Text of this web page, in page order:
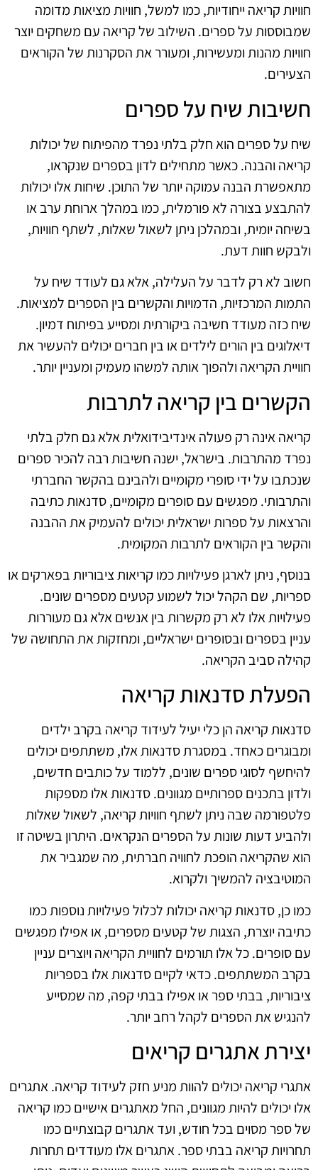
חוויות קריאה ייחודיות, כמו למשל, חוויות מציאות מדומה
שמבוססות על ספרים. השילוב של קריאה עם משחקים יוצר
חוויות מהנות ומעשירות, ומעורר את הסקרנות של הקוראים
הצעירים.
חשיבות שיח על ספרים
שיח על ספרים הוא חלק בלתי נפרד מהפיתוח של יכולות
קריאה והבנה. כאשר מתחילים לדון בספרים שנקראו,
מתאפשרת הבנה עמוקה יותר של התוכן. שיחות אלו יכולות
להתבצע בצורה לא פורמלית, כמו במהלך ארוחת ערב או
בשיחה יומית, ובמהלכן ניתן לשאול שאלות, לשתף חוויות,
ולבקש חוות דעת.
חשוב לא רק לדבר על העלילה, אלא גם לעודד שיח על
התמות המרכזיות, הדמויות והקשרים בין הספרים למציאות.
שיח כזה מעודד חשיבה ביקורתית ומסייע בפיתוח דמיון.
דיאלוגים בין הורים לילדים או בין חברים יכולים להעשיר את
חוויית הקריאה ולהפוך אותה למשהו מעמיק ומעניין יותר.
הקשרים בין קריאה לתרבות
קריאה אינה רק פעולה אינדיבידואלית אלא גם חלק בלתי
נפרד מהתרבות. בישראל, ישנה חשיבות רבה להכיר ספרים
שנכתבו על ידי סופרי מקומיים ולהבינם בהקשר החברתי
והתרבותי. מפגשים עם סופרים מקומיים, סדנאות כתיבה
והרצאות על ספרות ישראלית יכולים להעמיק את ההבנה
והקשר בין הקוראים לתרבות המקומית.
בנוסף, ניתן לארגן פעילויות כמו קריאות ציבוריות בפארקים או
ספריות, שם הקהל יכול לשמוע קטעים מספרים שונים.
פעילויות אלו לא רק מקשרות בין אנשים אלא גם מעוררות
עניין בספרים ובסופרים ישראליים, ומחזקות את התחושה של
קהילה סביב הקריאה.
הפעלת סדנאות קריאה
סדנאות קריאה הן כלי יעיל לעידוד קריאה בקרב ילדים
ומבוגרים כאחד. במסגרת סדנאות אלו, משתתפים יכולים
להיחשף לסוגי ספרים שונים, ללמוד על כותבים חדשים,
ולדון בתכנים ספרותיים מגוונים. סדנאות אלו מספקות
פלטפורמה שבה ניתן לשתף חוויות קריאה, לשאול שאלות
ולהביע דעות שונות על הספרים הנקראים. היתרון בשיטה זו
הוא שהקריאה הופכת לחוויה חברתית, מה שמגביר את
המוטיבציה להמשיך ולקרוא.
כמו כן, סדנאות קריאה יכולות לכלול פעילויות נוספות כמו
כתיבה יוצרת, הצגות של קטעים מספרים, או אפילו מפגשים
עם סופרים. כל אלו תורמים לחוויית הקריאה ויוצרים עניין
בקרב המשתתפים. כדאי לקיים סדנאות אלו בספריות
ציבוריות, בבתי ספר או אפילו בבתי קפה, מה שמסייע
להנגיש את הספרים לקהל רחב יותר.
יצירת אתגרים קריאים
אתגרי קריאה יכולים להוות מניע חזק לעידוד קריאה. אתגרים
אלו יכולים להיות מגוונים, החל מאתגרים אישיים כמו קריאה
של ספר מסוים בכל חודש, ועד אתגרים קבוצתיים כמו
תחרויות קריאה בבתי ספר. אתגרים אלו מעודדים תחרות